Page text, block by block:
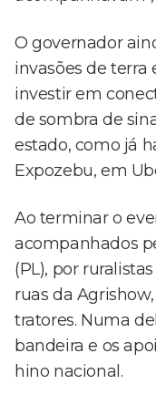
O governador
invasões de terra
investir em
de sombra de
estado, como já
Expozebu, em
Ao terminar o
acompanhados
(PL), por
ruas da
tratores. Numa
bandeira e os
hino nacional.